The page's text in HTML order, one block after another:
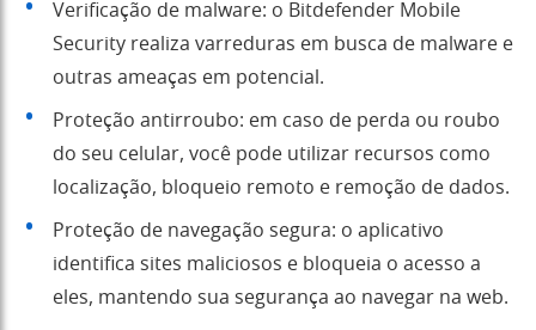
Verificação de malware: o Bitdefender Mobile
Security realiza varreduras em busca de malware e
outras ameaças em potencial.
Proteção antirroubo: em caso de perda ou roubo
do seu celular, você pode utilizar recursos como
localização, bloqueio remoto e remoção de dados.
Proteção de navegação segura: o aplicativo
identifica sites maliciosos e bloqueia o acesso a
eles, mantendo sua segurança ao navegar na web.